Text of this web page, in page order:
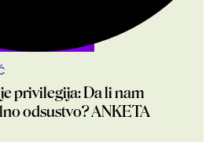
privilegija: Da li nam
odsustvo? ANKETA